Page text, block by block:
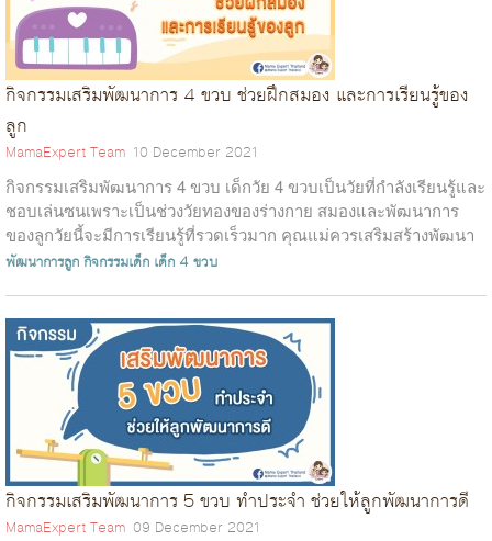
กิจกรรมเสริมพัฒนาการ 4 ขวบ ช่วยฝึกสมอง และการเรียนรู้ของ
ลูก
MamaExpert Team 10 December 2021
กิจกรรมเสริมพัฒนาการ 4 ขวบ เด็กวัย 4 ขวบเป็นวัยที่กำลังเรียนรู้และ
ชอบเล่นซนเพราะเป็นช่วงวัยทองของร่างกาย สมองและพัฒนาการ
ของลูกวัยนี้จะมีการเรียนรู้ที่รวดเร็วมาก คุณแม่ควรเสริมสร้างพัฒนา
การข...
พัฒนาการลูกกิจกรรมเด็ก เด็ก 4 ขวบ
กิจกรรมเสริมพัฒนาการ 5 ขวบ ทำประจำ ช่วยให้ลูกพัฒนาการดี
MamaExpert Team 09 December 2021